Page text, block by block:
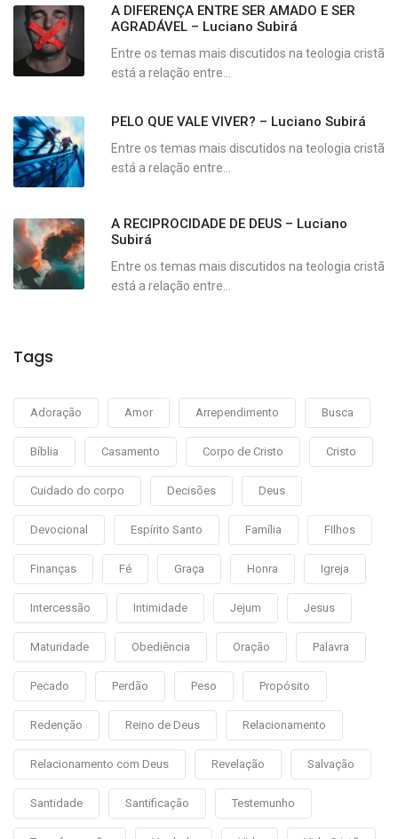
A DIFERENÇA ENTRE SER AMADO E SER
AGRADÁVEL – Luciano Subirá
Entre os temas mais discutidos na teologia cristã
está a relação entre...
PELO QUE VALE VIVER? – Luciano Subirá
Entre os temas mais discutidos na teologia cristã
está a relação entre...
A RECIPROCIDADE DE DEUS – Luciano
Subirá
Entre os temas mais discutidos na teologia cristã
está a relação entre...
Tags
Adoração Amor Arrependimento Busca
Bíblia Casamento Corpo de Cristo Cristo
Cuidado do corpo Decisões Deus
Devocional Espírito Santo Família FIlhos
Finanças Fé Graça Honra Igreja
Intercessão Intimidade Jejum Jesus
Maturidade Obediência Oração Palavra
Pecado Perdão Peso Propósito
Redenção Reino de Deus Relacionamento
Relacionamento com Deus Revelação Salvação
Santidade Santificação Testemunho